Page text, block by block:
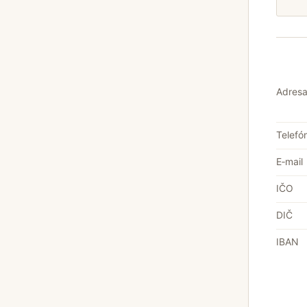
Adresa
E‑mail
IČO
DIČ
IBAN